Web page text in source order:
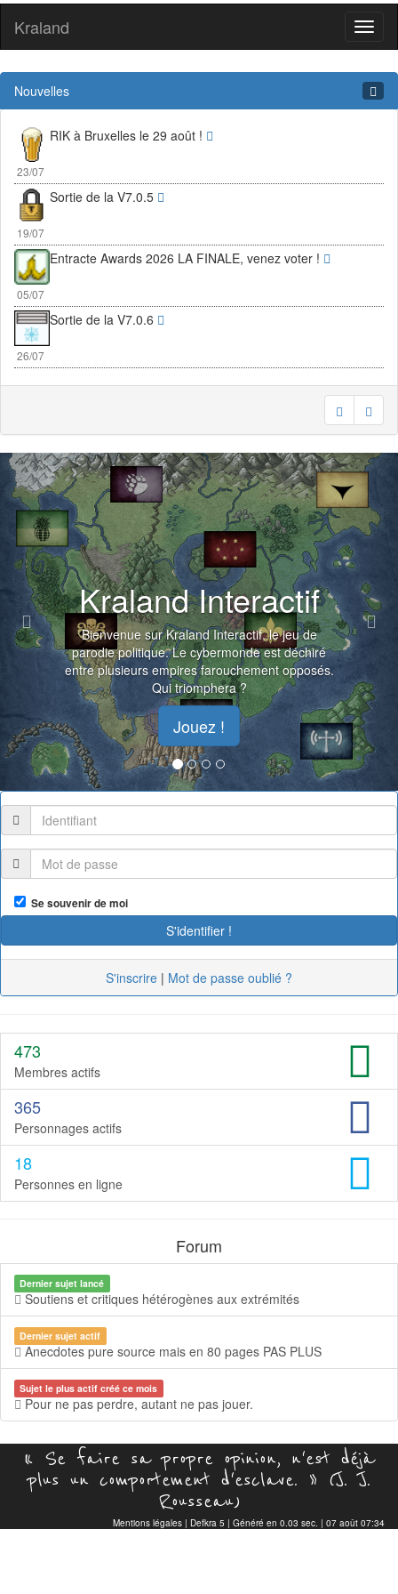
Kraland
Nouvelles
23/07
RIK à Bruxelles le 29 août !
19/07
Sortie de la V7.0.5
05/07
Entracte Awards 2026 LA FINALE, venez voter !
26/07
Sortie de la V7.0.6
Kraland Interactif
Bienvenue sur Kraland Interactif, le jeu de
parodie politique. Le cybermonde est déchiré
entre plusieurs empires farouchement opposés.
Qui triomphera ?
Jouez !
Previous
Se souvenir de moi
S'inscrire | Mot de passe oublié ?
473
Membres actifs
365
Personnages actifs
18
Personnes en ligne
Forum
Dernier sujet lancé
Soutiens et critiques hétérogènes aux extrémités
Dernier sujet actif
Anecdotes pure source mais en 80 pages PAS PLUS
Sujet le plus actif créé ce mois
Pour ne pas perdre, autant ne pas jouer.
« Se faire sa propre opinion, n'est déjà
plus un comportement d'esclave. » (J. J.
Rousseau)
Mentions légales | Defkra 5 | Généré en 0.03 sec. | 07 août 07:34